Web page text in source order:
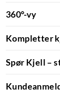
360°-vy
Kompletter
Spør Kjell –